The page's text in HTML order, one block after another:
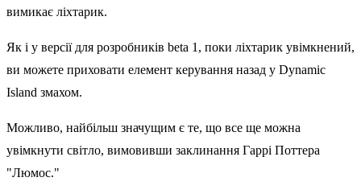
вимикає ліхтарик.
Як і у версії для розробників beta 1, поки ліхтарик увімкнений,
ви можете приховати елемент керування назад у Dynamic
Island змахом.
Можливо, найбільш значущим є те, що все ще можна
увімкнути світло, вимовивши заклинання Гаррі Поттера
"Люмос."